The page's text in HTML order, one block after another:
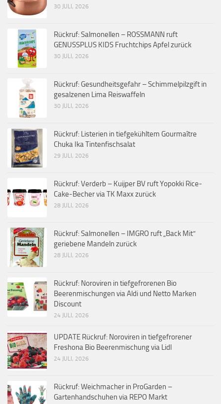
30 JULI, 2026
Rückruf: Salmonellen – ROSSMANN ruft
GENUSSPLUS KIDS Fruchtchips Apfel zurück
30 JULI, 2026
Rückruf: Gesundheitsgefahr – Schimmelpilzgift in
gesalzenen Lima Reiswaffeln
30 JULI, 2026
Rückruf: Listerien in tiefgekühltem Gourmaître
Chuka Ika Tintenfischsalat
29 JULI, 2026
Rückruf: Verderb – Kuijper BV ruft Yopokki Rice-
Cake-Becher via TK Maxx zurück
28 JULI, 2026
Rückruf: Salmonellen – IMGRO ruft „Back Mit“
geriebene Mandeln zurück
28 JULI, 2026
Rückruf: Noroviren in tiefgefrorenen Bio
Beerenmischungen via Aldi und Netto Marken
Discount
24 JULI, 2026
UPDATE Rückruf: Noroviren in tiefgefrorener
Freshona Bio Beerenmischung via Lidl
24 JULI, 2026
Rückruf: Weichmacher in ProGarden –
Gartenhandschuhen via REPO Markt